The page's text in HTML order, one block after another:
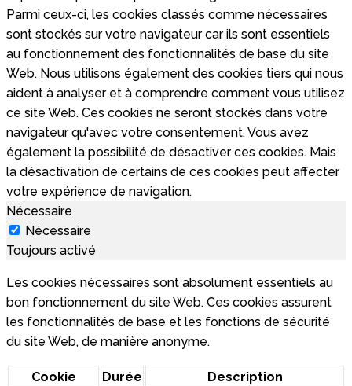
Parmi ceux-ci, les cookies classés comme nécessaires
sont stockés sur votre navigateur car ils sont essentiels
au fonctionnement des fonctionnalités de base du site
Web. Nous utilisons également des cookies tiers qui nous
aident à analyser et à comprendre comment vous utilisez
ce site Web. Ces cookies ne seront stockés dans votre
navigateur qu'avec votre consentement. Vous avez
également la possibilité de désactiver ces cookies. Mais
la désactivation de certains de ces cookies peut affecter
votre expérience de navigation.
Nécessaire
Nécessaire
Toujours activé
Les cookies nécessaires sont absolument essentiels au
bon fonctionnement du site Web. Ces cookies assurent
les fonctionnalités de base et les fonctions de sécurité
du site Web, de manière anonyme.
Cookie Durée Description